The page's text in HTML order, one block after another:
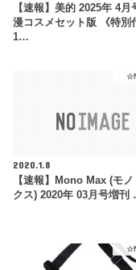
【速報】美的 2025年 4月
漫コスメセット版 《特別
1…
2020.1.8
【速報】Mono Max (モノ
クス) 2020年 03月号増刊